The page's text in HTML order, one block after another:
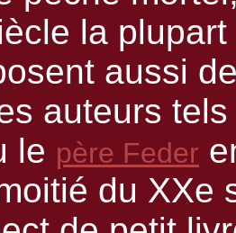
la
aussi
auteurs
le père Feder
du XXe